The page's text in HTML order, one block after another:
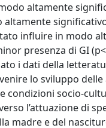
altamente
influire in modo
presenza di GI
i dati della
lo sviluppo
socio-
l’attuazione di
madre e del